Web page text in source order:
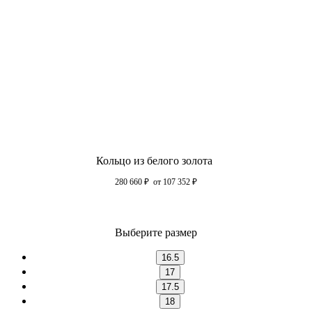
Кольцо из белого золота
280 660 ₽ от 107 352 ₽
Выберите размер
16.5
17
17.5
18